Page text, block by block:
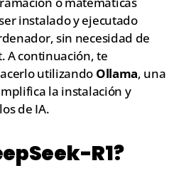
instalado y ejecutado
sin necesidad de
A continuación, te
utilizando Ollama, una
la instalación y
de IA.
R1?